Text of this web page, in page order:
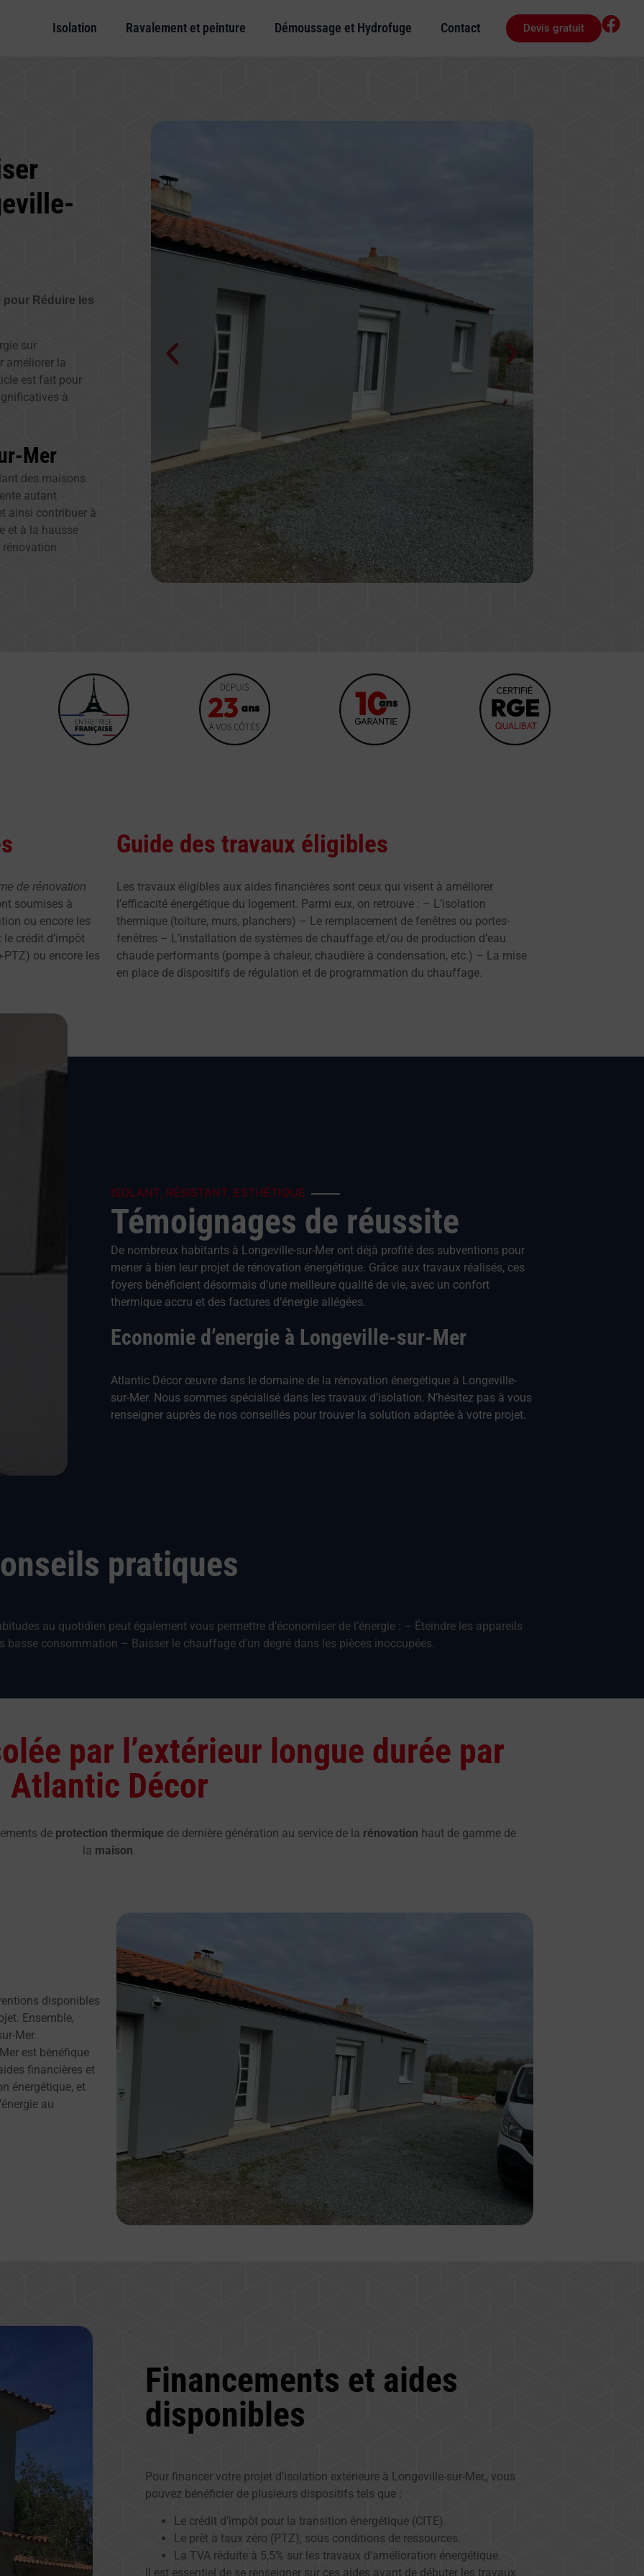
Isolation Ravalement et peinture Démoussage et Hydrofuge Contact Devis gratuit
Réduire les
sur
améliorer la
est fait pour
à
Mer
des maisons
autant
ainsi contribuer à
et à la hausse
rénovation
de rénovation
soumises à
ou encore les
crédit d’impôt
PTZ) ou encore les
Guide des travaux éligibles
Les travaux éligibles aux aides financières sont ceux qui visent à améliorer
l’efficacité énergétique du logement. Parmi eux, on retrouve : – L’isolation
thermique (toiture, murs, planchers) – Le remplacement de fenêtres ou portes-
fenêtres – L’installation de systèmes de chauffage et/ou de production d’eau
chaude performants (pompe à chaleur, chaudière à condensation, etc.) – La mise
en place de dispositifs de régulation et de programmation du chauffage.
ISOLANT, RÉSISTANT, ESTHÉTIQUE
Témoignages de réussite
De nombreux habitants à Longeville-sur-Mer ont déjà profité des subventions pour
mener à bien leur projet de rénovation énergétique. Grâce aux travaux réalisés, ces
foyers bénéficient désormais d’une meilleure qualité de vie, avec un confort
thermique accru et des factures d’énergie allégées.
Economie d’energie à Longeville-sur-Mer
Atlantic Décor œuvre dans le domaine de la rénovation énergétique à Longeville-
sur-Mer. Nous sommes spécialisé dans les travaux d’isolation. N’hésitez pas à vous
renseigner auprès de nos conseillés pour trouver la solution adaptée à votre projet.
pratiques
au quotidien peut également vous permettre d’économiser de l’énergie : – Éteindre les appareils
consommation – Baisser le chauffage d’un degré dans les pièces inoccupées.
par l’extérieur longue durée par
Atlantic Décor
de protection thermique de dernière génération au service de la rénovation haut de gamme de
la maison.
disponibles
Ensemble,
Mer.
est bénéfique
financières et
énergétique, et
au
Financements et aides
disponibles
Pour financer votre projet d’isolation extérieure à Longeville-sur-Mer,, vous
pouvez bénéficier de plusieurs dispositifs tels que :
Le crédit d’impôt pour la transition énergétique (CITE).
Le prêt à taux zéro (PTZ), sous conditions de ressources.
La TVA réduite à 5,5% sur les travaux d’amélioration énergétique.
Il est essentiel de se renseigner sur ces aides avant de débuter les travaux